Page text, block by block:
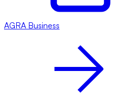
AGRA Business